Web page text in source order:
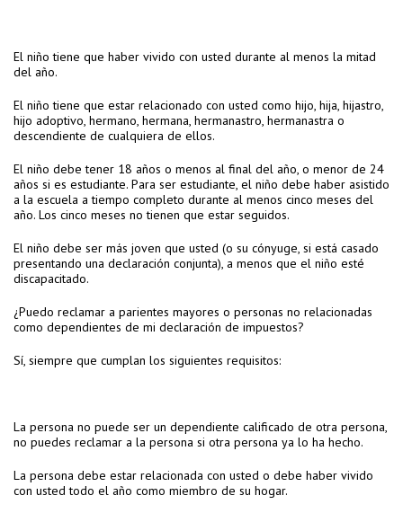
El niño tiene que haber vivido con usted durante al menos la mitad
del año.
El niño tiene que estar relacionado con usted como hijo, hija, hijastro,
hijo adoptivo, hermano, hermana, hermanastro, hermanastra o
descendiente de cualquiera de ellos.
El niño debe tener 18 años o menos al final del año, o menor de 24
años si es estudiante. Para ser estudiante, el niño debe haber asistido
a la escuela a tiempo completo durante al menos cinco meses del
año. Los cinco meses no tienen que estar seguidos.
El niño debe ser más joven que usted (o su cónyuge, si está casado
presentando una declaración conjunta), a menos que el niño esté
discapacitado.
¿Puedo reclamar a parientes mayores o personas no relacionadas
como dependientes de mi declaración de impuestos?
Sí, siempre que cumplan los siguientes requisitos:
La persona no puede ser un dependiente calificado de otra persona,
no puedes reclamar a la persona si otra persona ya lo ha hecho.
La persona debe estar relacionada con usted o debe haber vivido
con usted todo el año como miembro de su hogar.